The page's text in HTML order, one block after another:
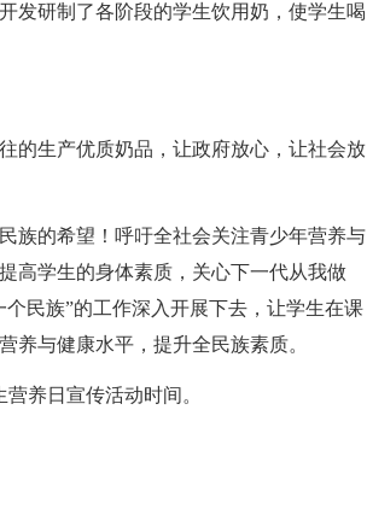
发研制了各阶段的学生饮用奶，使学生喝
的生产优质奶品，让政府放心，让社会放
族的希望！呼吁全社会关注青少年营养与
高学生的身体素质，关心下一代从我做
民族”的工作深入开展下去，让学生在课
养与健康水平，提升全民族素质。
养日宣传活动时间。